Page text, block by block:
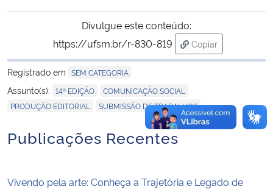
Divulgue este conteúdo:
https://ufsm.br/r-830-819
Copiar
para área de
Registrado em SEM CATEGORIA
Assunto(s): 14ª EDIÇÃO COMUNICAÇÃO SOCIAL
PRODUÇÃO EDITORIAL SUBMISSÃO DE TRABALHOS
Publicações Recentes
Vivendo pela arte: Conheça a Trajetória e Legado de